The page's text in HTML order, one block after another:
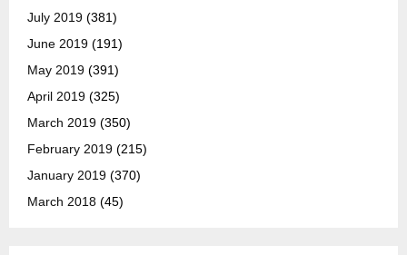
July 2019 (381)
June 2019 (191)
May 2019 (391)
April 2019 (325)
March 2019 (350)
February 2019 (215)
January 2019 (370)
March 2018 (45)